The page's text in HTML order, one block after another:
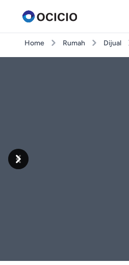
Home Rumah Dijual
Previous
Next